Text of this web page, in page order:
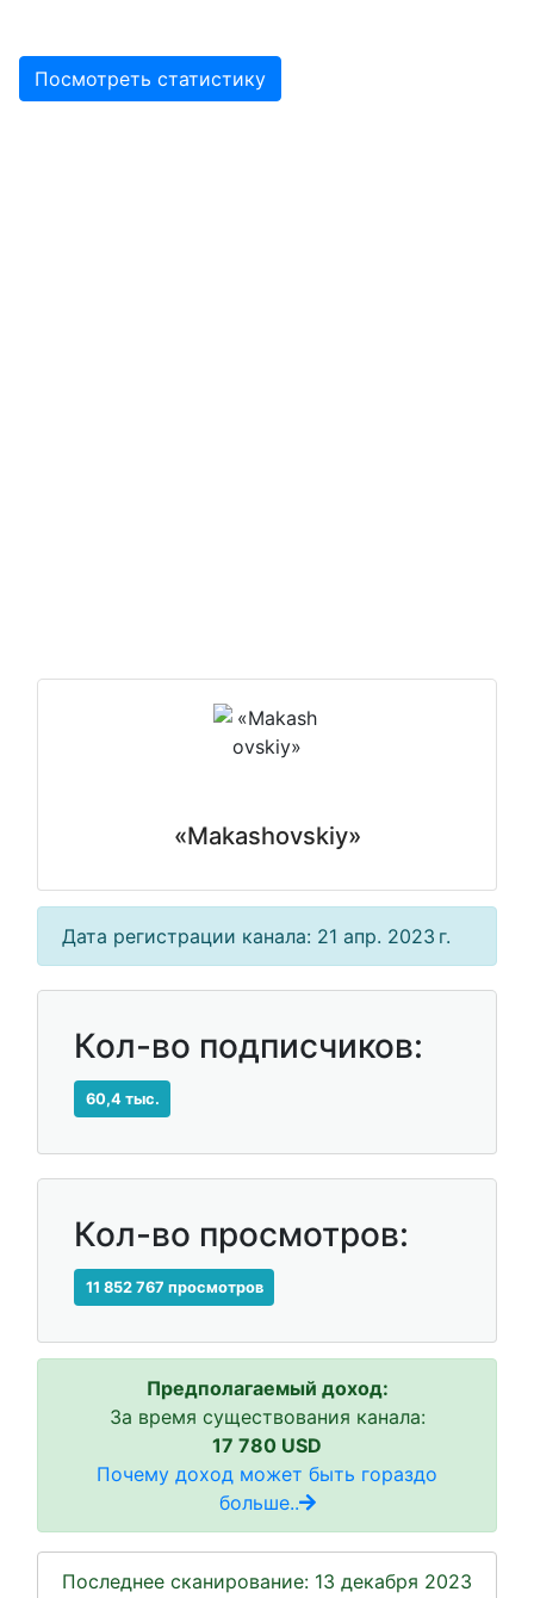
Посмотреть статистику
«Makashovskiy»
Дата регистрации канала: 21 апр. 2023 г.
Кол-во подписчиков:
60,4 тыс.
Кол-во просмотров:
11 852 767 просмотров
Предполагаемый доход:
За время существования канала:
17 780 USD
Почему доход может быть гораздо
больше..
Последнее сканирование: 13 декабря 2023